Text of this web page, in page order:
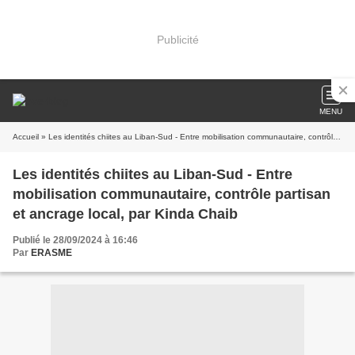
Publicité
MENU
Accueil » Les identités chiites au Liban-Sud - Entre mobilisation communautaire, contrôle partisan et ancrage local, par Kinda Chaib
Les identités chiites au Liban-Sud - Entre
mobilisation communautaire, contrôle partisan
et ancrage local, par Kinda Chaib
Publié le 28/09/2024 à 16:46
Par ERASME